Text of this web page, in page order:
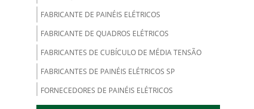
FABRICANTE DE PAINÉIS ELÉTRICOS
FABRICANTE DE QUADROS ELÉTRICOS
FABRICANTES DE CUBÍCULO DE MÉDIA TENSÃO
FABRICANTES DE PAINÉIS ELÉTRICOS SP
FORNECEDORES DE PAINÉIS ELÉTRICOS